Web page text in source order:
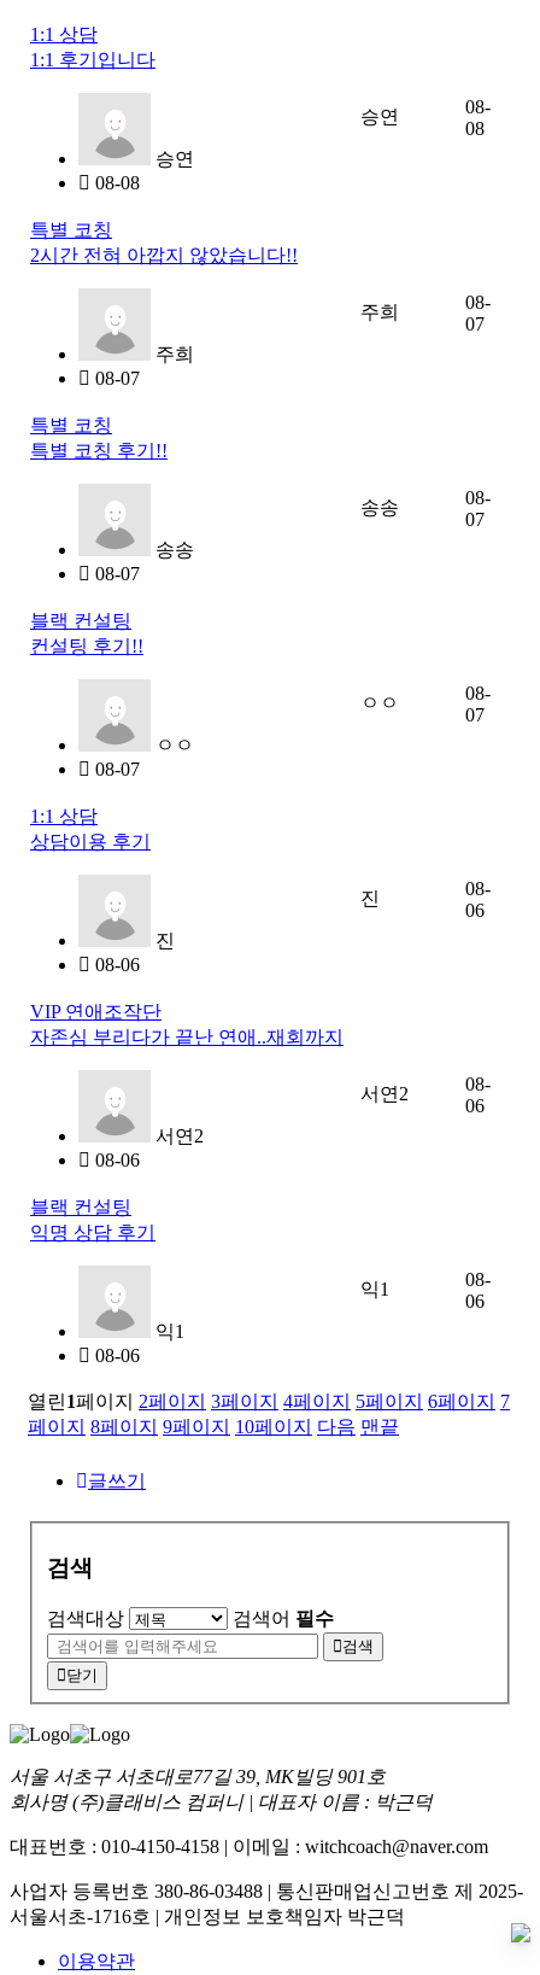
1:1 상담
1:1 후기입니다
승연
08-08
승연
08-
08
특별 코칭
2시간 전혀 아깝지 않았습니다!!
주희
08-07
주희
08-
07
특별 코칭
특별 코칭 후기!!
송송
08-07
송송
08-
07
블랙 컨설팅
컨설팅 후기!!
ㅇㅇ
08-07
ㅇㅇ
08-
07
1:1 상담
상담이용 후기
진
08-06
진
08-
06
VIP 연애조작단
자존심 부리다가 끝난 연애..재회까지
서연2
08-06
서연2
08-
06
블랙 컨설팅
익명 상담 후기
익1
08-06
익1
08-
06
열린1페이지 2페이지 3페이지 4페이지 5페이지 6페이지
7
페이지 8페이지 9페이지 10페이지 다음 맨끝
글쓰기
검색
검색대상 검색어 필수
검색
닫기
서울 서초구 서초대로77길 39, MK빌딩 901호
회사명 (주)클래비스 컴퍼니 | 대표자 이름 : 박근덕
대표번호 : 010-4150-4158 | 이메일 : witchcoach@naver.com
사업자 등록번호 380-86-03488 | 통신판매업신고번호 제 2025-
서울서초-1716호 | 개인정보 보호책임자 박근덕
이용약관